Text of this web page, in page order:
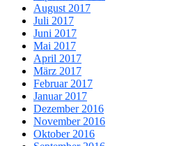
August 2017
Juli 2017
Juni 2017
Mai 2017
April 2017
März 2017
Februar 2017
Januar 2017
Dezember 2016
November 2016
Oktober 2016